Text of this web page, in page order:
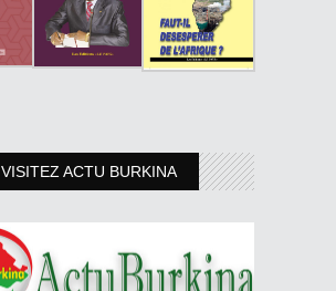
VISITEZ ACTU BURKINA